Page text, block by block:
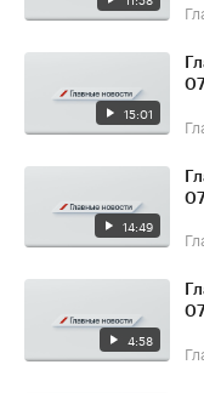
15:01
14:49
4:58